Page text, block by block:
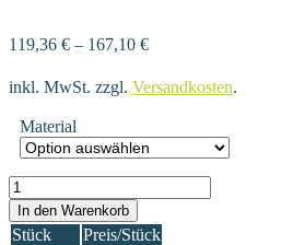
119,36 € – 167,10 €
inkl. MwSt. zzgl. Versandkosten.
Material
65-750-75 Menge
In den Warenkorb
Stück
Preis/Stück